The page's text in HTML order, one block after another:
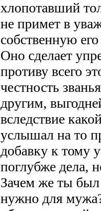
хлопотавший
не примет в
собственную
Оно сделает
противу всего
честность
другим,
вследствие
услышал на то
добавку к тому
поглубже дела,
Зачем же ты
нужно для